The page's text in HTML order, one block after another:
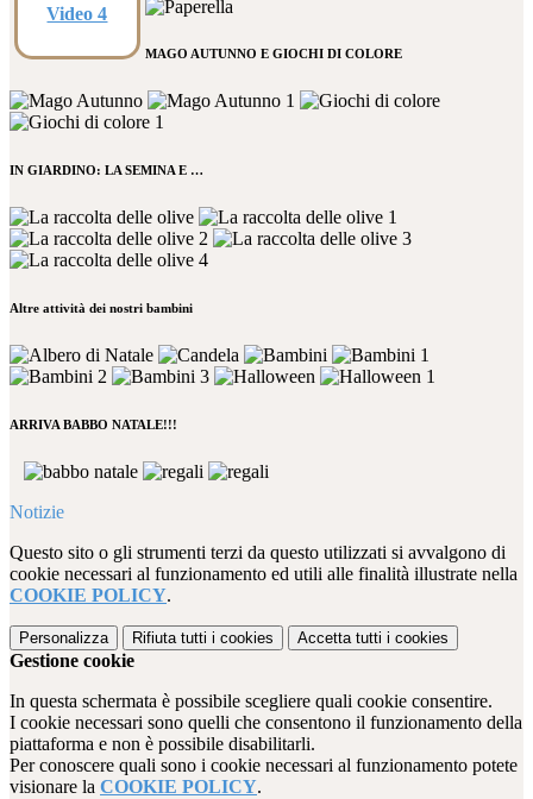
Video 4
MAGO AUTUNNO E GIOCHI DI COLORE
IN GIARDINO: LA SEMINA E …
Altre attività dei nostri bambini
ARRIVA BABBO NATALE!!!
Notizie
Questo sito o gli strumenti terzi da questo utilizzati si avvalgono di
cookie necessari al funzionamento ed utili alle finalità illustrate nella
COOKIE POLICY.
Personalizza Rifiuta tutti i cookies Accetta tutti i cookies
Gestione cookie
In questa schermata è possibile scegliere quali cookie consentire.
I cookie necessari sono quelli che consentono il funzionamento della
piattaforma e non è possibile disabilitarli.
Per conoscere quali sono i cookie necessari al funzionamento potete
visionare la COOKIE POLICY.